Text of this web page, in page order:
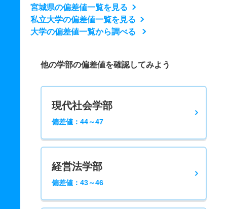
宮城県の偏差値一覧を見る
私立大学の偏差値一覧を見る
大学の偏差値一覧から調べる
他の学部の偏差値を確認してみよう
現代社会学部
偏差値：44～47
経営法学部
偏差値：43～46